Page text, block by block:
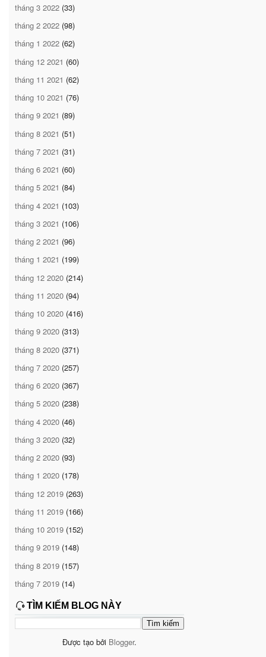
tháng 3 2022 (33)
tháng 2 2022 (98)
tháng 1 2022 (62)
tháng 12 2021 (60)
tháng 11 2021 (62)
tháng 10 2021 (76)
tháng 9 2021 (89)
tháng 8 2021 (51)
tháng 7 2021 (31)
tháng 6 2021 (60)
tháng 5 2021 (84)
tháng 4 2021 (103)
tháng 3 2021 (106)
tháng 2 2021 (96)
tháng 1 2021 (199)
tháng 12 2020 (214)
tháng 11 2020 (94)
tháng 10 2020 (416)
tháng 9 2020 (313)
tháng 8 2020 (371)
tháng 7 2020 (257)
tháng 6 2020 (367)
tháng 5 2020 (238)
tháng 4 2020 (46)
tháng 3 2020 (32)
tháng 2 2020 (93)
tháng 1 2020 (178)
tháng 12 2019 (263)
tháng 11 2019 (166)
tháng 10 2019 (152)
tháng 9 2019 (148)
tháng 8 2019 (157)
tháng 7 2019 (14)
TÌM KIẾM BLOG NÀY
Được tạo bởi Blogger.